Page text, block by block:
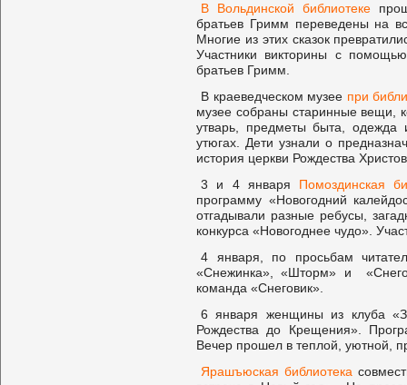
В Вольдинской библиотеке
братьев Гримм переведены на
Многие из этих сказок
Участники викторины с
братьев Гримм.
В краеведческом музее при
музее собраны старинные вещи,
утварь, предметы быта, одежда
утюгах. Дети узнали о
история церкви Рождества
3 и 4 января Помоздинская
программу «Новогодний
отгадывали разные ребусы,
конкурса «Новогоднее чудо».
4 января, по просьбам
«Снежинка», «Шторм» и
команда «Снеговик».
6 января женщины из клуба
Рождества до Крещения».
Вечер прошел в теплой, уютной,
Ярашъюская библиотека